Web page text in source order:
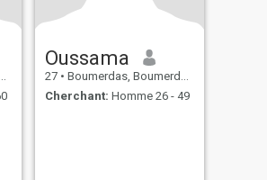
Oussama
27 • Boumerdas, Boumerdes, Algérie
Cherchant: Homme 26 - 49